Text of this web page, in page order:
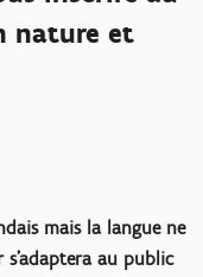
nature et
mais la langue ne
s'adaptera au public